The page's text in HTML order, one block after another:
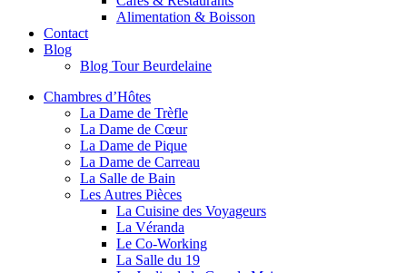
Alimentation & Boisson
Contact
Blog
Blog Tour Beurdelaine
Chambres d’Hôtes
La Dame de Trèfle
La Dame de Cœur
La Dame de Pique
La Dame de Carreau
La Salle de Bain
Les Autres Pièces
La Cuisine des Voyageurs
La Véranda
Le Co-Working
La Salle du 19